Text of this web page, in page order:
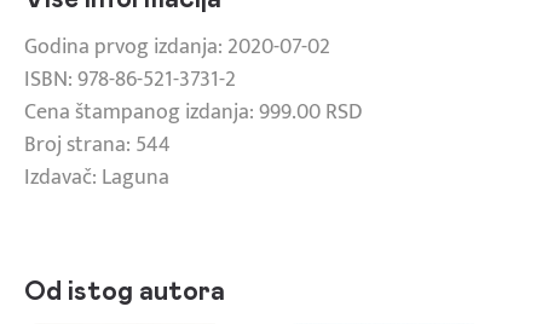
Godina prvog izdanja: 2020-07-02
ISBN: 978-86-521-3731-2
Cena štampanog izdanja: 999.00 RSD
Broj strana: 544
Izdavač: Laguna
Od istog autora